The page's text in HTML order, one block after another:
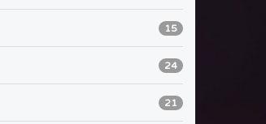
15
24
21